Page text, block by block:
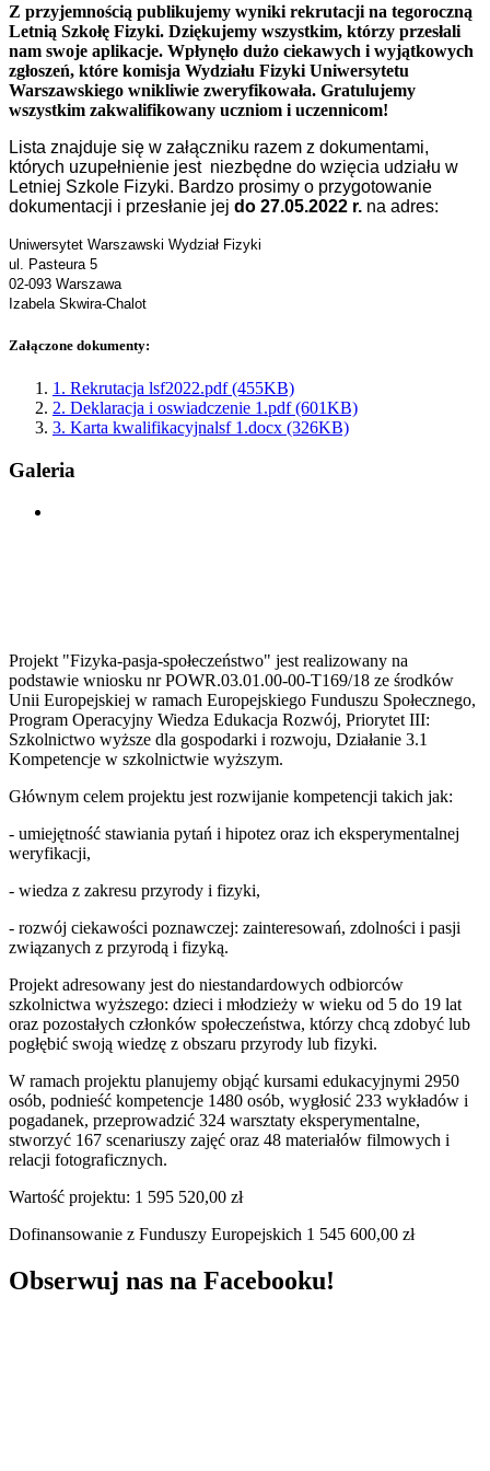
Z przyjemnością publikujemy wyniki rekrutacji na tegoroczną
Letnią Szkołę Fizyki. Dziękujemy wszystkim, którzy przesłali
nam swoje aplikacje. Wpłynęło dużo ciekawych i wyjątkowych
zgłoszeń, które komisja Wydziału Fizyki Uniwersytetu
Warszawskiego wnikliwie zweryfikowała. Gratulujemy
wszystkim zakwalifikowany uczniom i uczennicom!
Lista znajduje się w załączniku razem z dokumentami,
których uzupełnienie jest niezbędne do wzięcia udziału w
Letniej Szkole Fizyki. Bardzo prosimy o przygotowanie
dokumentacji i przesłanie jej do 27.05.2022 r. na adres:
Uniwersytet Warszawski Wydział Fizyki
ul. Pasteura 5
02-093 Warszawa
Izabela Skwira-Chalot
Załączone dokumenty:
1. Rekrutacja lsf2022.pdf (455KB)
2. Deklaracja i oswiadczenie 1.pdf (601KB)
3. Karta kwalifikacyjnalsf 1.docx (326KB)
Galeria
Projekt "Fizyka-pasja-społeczeństwo" jest realizowany na
podstawie wniosku nr POWR.03.01.00-00-T169/18 ze środków
Unii Europejskiej w ramach Europejskiego Funduszu Społecznego,
Program Operacyjny Wiedza Edukacja Rozwój, Priorytet III:
Szkolnictwo wyższe dla gospodarki i rozwoju, Działanie 3.1
Kompetencje w szkolnictwie wyższym.
Głównym celem projektu jest rozwijanie kompetencji takich jak:
- umiejętność stawiania pytań i hipotez oraz ich eksperymentalnej
weryfikacji,
- wiedza z zakresu przyrody i fizyki,
- rozwój ciekawości poznawczej: zainteresowań, zdolności i pasji
związanych z przyrodą i fizyką.
Projekt adresowany jest do niestandardowych odbiorców
szkolnictwa wyższego: dzieci i młodzieży w wieku od 5 do 19 lat
oraz pozostałych członków społeczeństwa, którzy chcą zdobyć lub
pogłębić swoją wiedzę z obszaru przyrody lub fizyki.
W ramach projektu planujemy objąć kursami edukacyjnymi 2950
osób, podnieść kompetencje 1480 osób, wygłosić 233 wykładów i
pogadanek, przeprowadzić 324 warsztaty eksperymentalne,
stworzyć 167 scenariuszy zajęć oraz 48 materiałów filmowych i
relacji fotograficznych.
Wartość projektu: 1 595 520,00 zł
Dofinansowanie z Funduszy Europejskich 1 545 600,00 zł
Obserwuj nas na Facebooku!